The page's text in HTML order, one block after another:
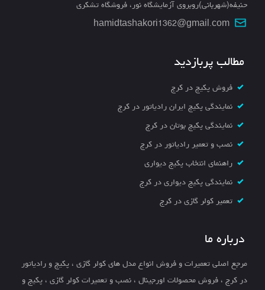
حنیفه(شهربانی)روبروی آزمایشگاه نور، فروشگاه تشکری
hamidtashakori1362@gmail.com
مطالب پربازدید
فروش پکیج در کرج
نمایندگی پکیج ایران رادیاتور در کرج
نمایندگی پکیج بوتان در کرج
نصب و تعمیر رادیاتور در کرج
راهنمای انتخاب پکیج دیواری
نمایندگی پکیج دیواری در کرج
تعمیر کولر گازی در کرج
درباره ما
مرجع اصلی تعمیرات و فروش انواع مدل های کولر گازی ، پکیج و رادیاتور
در کرج ، فروش محصولات اورجینال ، نصب و تعمیرات کولر گازی ، پکیج و